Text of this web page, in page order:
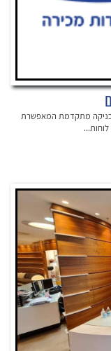
טכניקה מתקדמת המאפשרת